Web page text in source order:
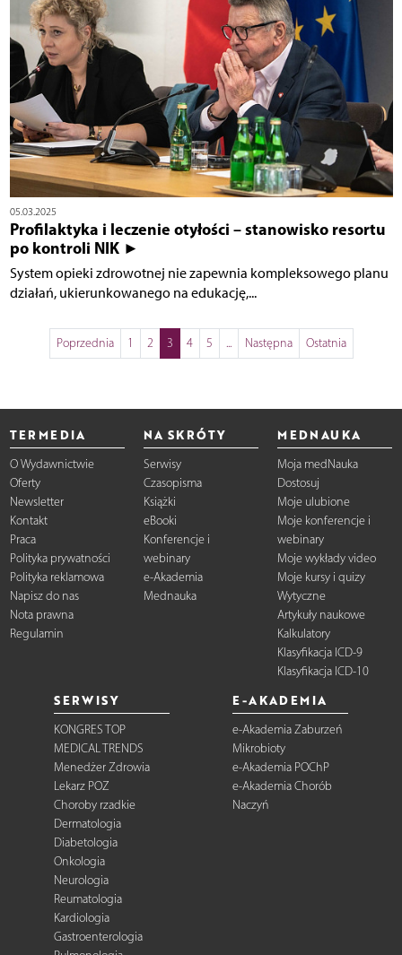
05.03.2025
Profilaktyka i leczenie otyłości – stanowisko resortu
po kontroli NIK ►
System opieki zdrowotnej nie zapewnia kompleksowego planu
działań, ukierunkowanego na edukację,...
Poprzednia 1 2 3 4 5 ... Następna Ostatnia
TERMEDIA
O Wydawnictwie
Oferty
Newsletter
Kontakt
Praca
Polityka prywatności
Polityka reklamowa
Napisz do nas
Nota prawna
Regulamin
NA SKRÓTY
Serwisy
Czasopisma
Książki
eBooki
Konferencje i
webinary
e-Akademia
Mednauka
MEDNAUKA
Moja medNauka
Dostosuj
Moje ulubione
Moje konferencje i
webinary
Moje wykłady video
Moje kursy i quizy
Wytyczne
Artykuły naukowe
Kalkulatory
Klasyfikacja ICD-9
Klasyfikacja ICD-10
SERWISY
KONGRES TOP
MEDICAL TRENDS
Menedżer Zdrowia
Lekarz POZ
Choroby rzadkie
Dermatologia
Diabetologia
Onkologia
Neurologia
Reumatologia
Kardiologia
Gastroenterologia
E-AKADEMIA
e-Akademia Zaburzeń
Mikrobioty
e-Akademia POChP
e-Akademia Chorób
Naczyń